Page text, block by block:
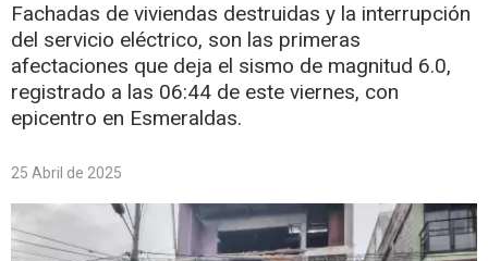
Fachadas de viviendas destruidas y la interrupción
del servicio eléctrico, son las primeras
afectaciones que deja el sismo de magnitud 6.0,
registrado a las 06:44 de este viernes, con
epicentro en Esmeraldas.
25 Abril de 2025